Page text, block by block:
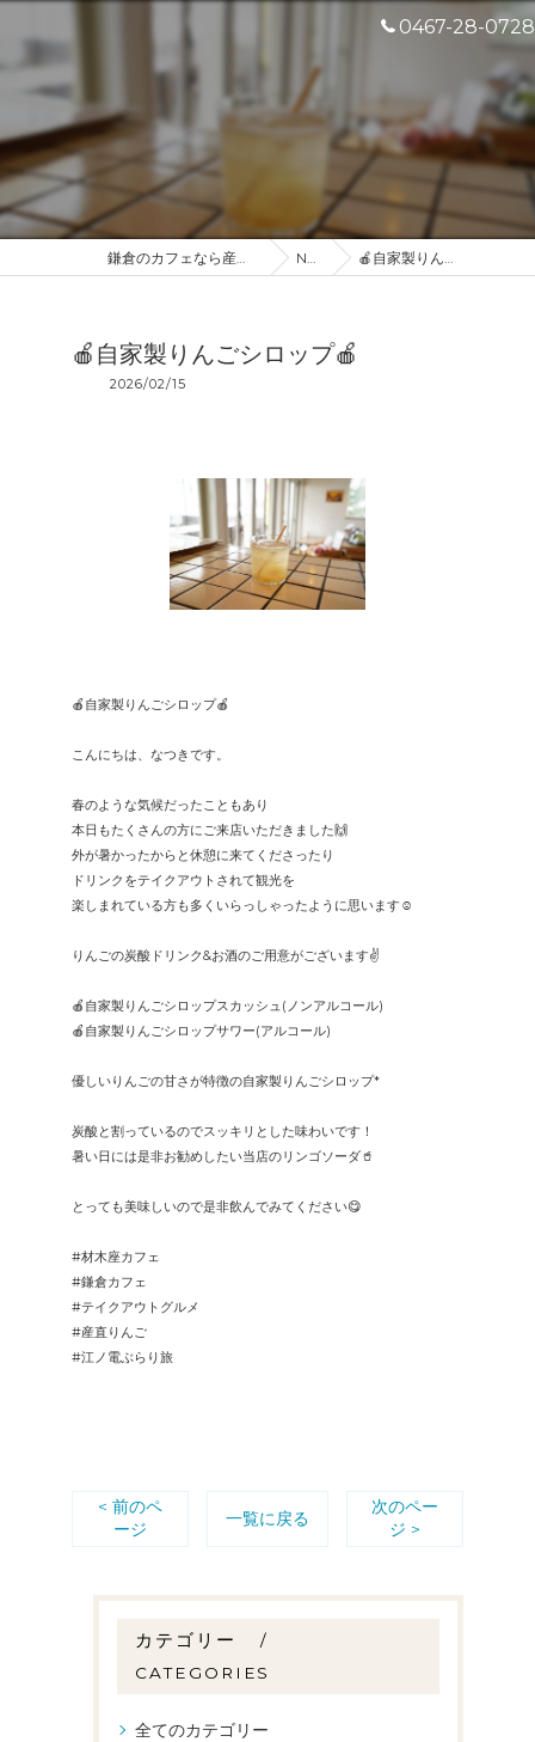
0467-28-0728
鎌倉のカフェなら産地直送のDROP IN NEWS 🍎自家製りんごシロップ🍎
🍎自家製りんごシロップ🍎
2026/02/15
🍎自家製りんごシロップ🍎
こんにちは、なつきです。
春のような気候だったこともあり
本日もたくさんの方にご来店いただきました🙌
外が暑かったからと休憩に来てくださったり
ドリンクをテイクアウトされて観光を
楽しまれている方も多くいらっしゃったように思います☺️
りんごの炭酸ドリンク&お酒のご用意がございます✌️
🍎自家製りんごシロップスカッシュ(ノンアルコール)
🍎自家製りんごシロップサワー(アルコール)
優しいりんごの甘さが特徴の自家製りんごシロップ*
炭酸と割っているのでスッキリとした味わいです！
暑い日には是非お勧めしたい当店のリンゴソーダ🥤
とっても美味しいので是非飲んでみてください😋
#材木座カフェ
#鎌倉カフェ
#テイクアウトグルメ
#産直りんご
#江ノ電ぶらり旅
< 前のペ
ージ
一覧に戻る
次のペー
ジ >
カテゴリー
CATEGORIES
全てのカテゴリー